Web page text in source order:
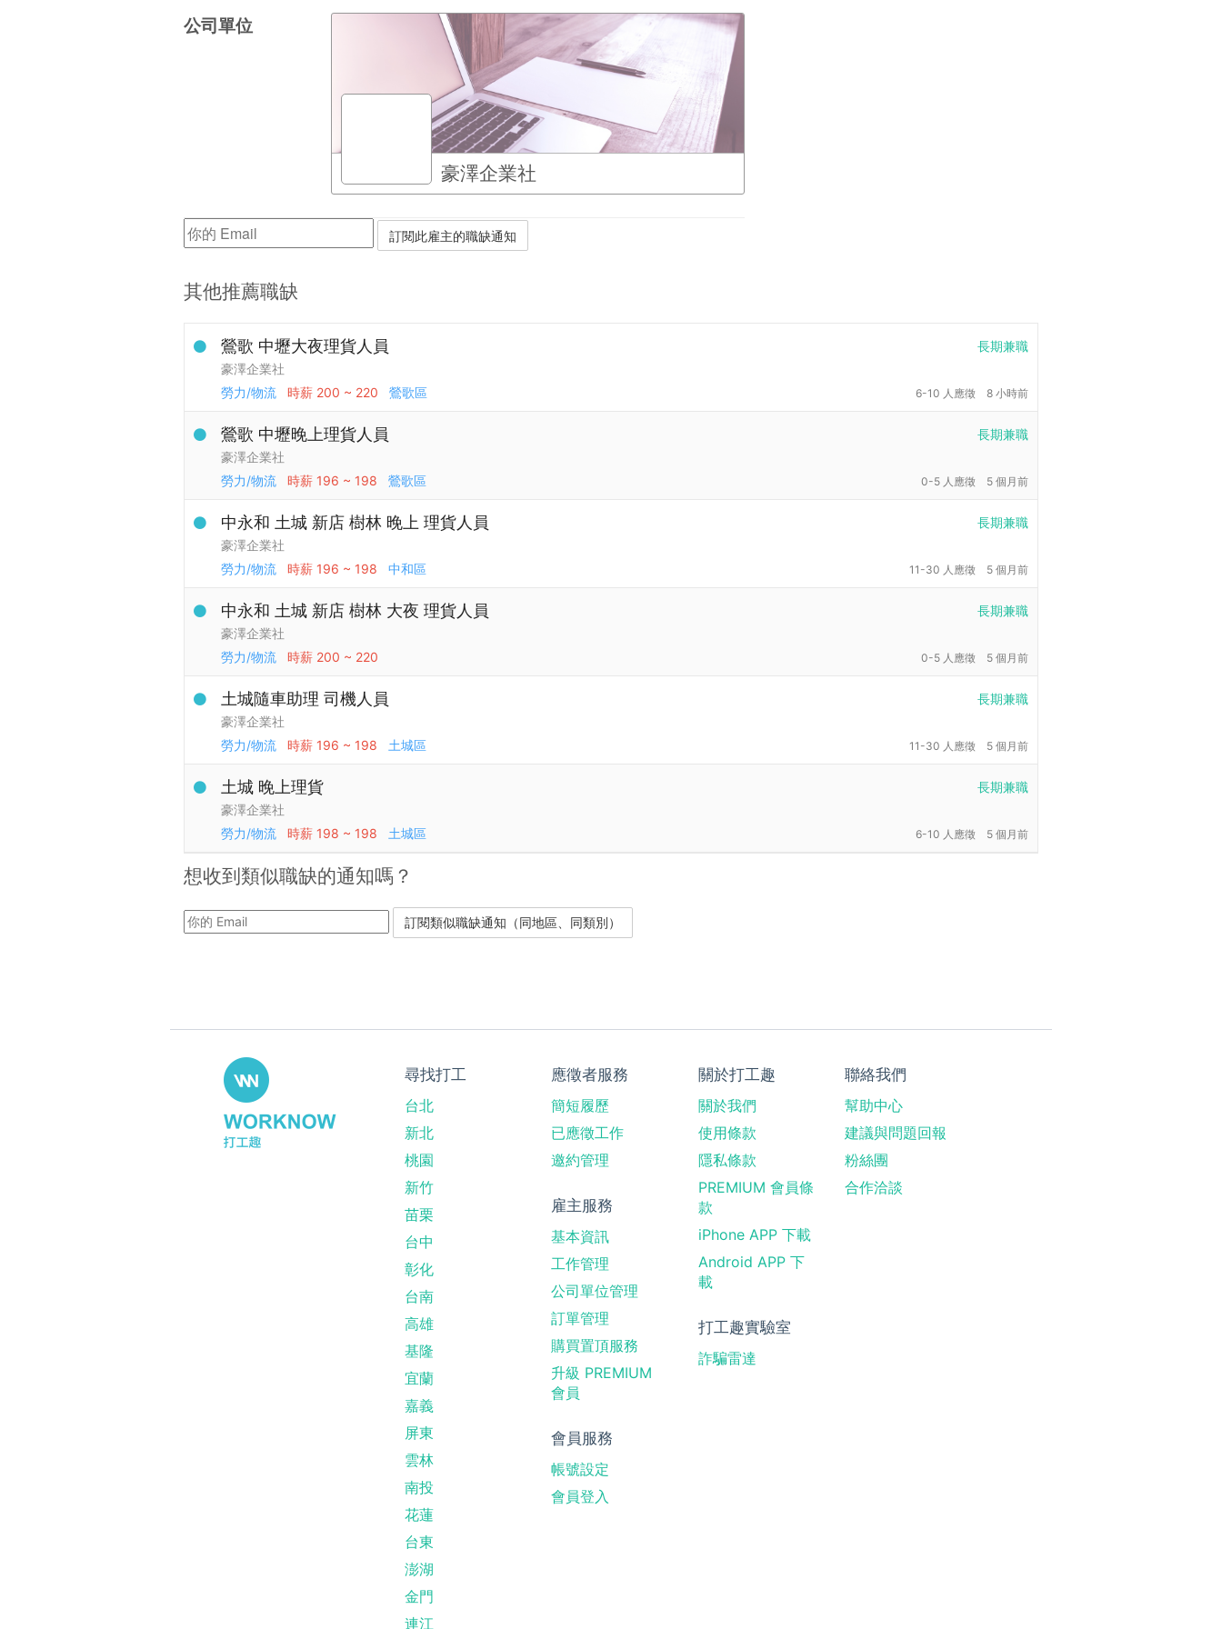
公司單位
豪澤企業社
其他推薦職缺
長期兼職
鶯歌 中壢大夜理貨人員
豪澤企業社
勞力/物流
時薪 200 ~ 220 鶯歌區 6-10 人應徵 8 小時前
長期兼職
鶯歌 中壢晚上理貨人員
豪澤企業社
勞力/物流
時薪 196 ~ 198 鶯歌區 0-5 人應徵 5 個月前
長期兼職
中永和 土城 新店 樹林 晚上 理貨人員
豪澤企業社
勞力/物流
時薪 196 ~ 198 中和區 11-30 人應徵 5 個月前
長期兼職
中永和 土城 新店 樹林 大夜 理貨人員
豪澤企業社
勞力/物流
時薪 200 ~ 220 0-5 人應徵 5 個月前
長期兼職
土城隨車助理 司機人員
豪澤企業社
勞力/物流
時薪 196 ~ 198 土城區 11-30 人應徵 5 個月前
長期兼職
土城 晚上理貨
豪澤企業社
勞力/物流
時薪 198 ~ 198 土城區 6-10 人應徵 5 個月前
想收到類似職缺的通知嗎？
尋找打工
台北
新北
桃園
新竹
苗栗
台中
彰化
台南
高雄
基隆
宜蘭
嘉義
屏東
雲林
南投
花蓮
台東
澎湖
金門
連江
應徵者服務
簡短履歷
已應徵工作
邀約管理
雇主服務
基本資訊
工作管理
公司單位管理
訂單管理
購買置頂服務
升級 PREMIUM
會員
會員服務
帳號設定
會員登入
關於打工趣
關於我們
使用條款
隱私條款
PREMIUM 會員條
款
iPhone APP 下載
Android APP 下
載
打工趣實驗室
詐騙雷達
聯絡我們
幫助中心
建議與問題回報
粉絲團
合作洽談